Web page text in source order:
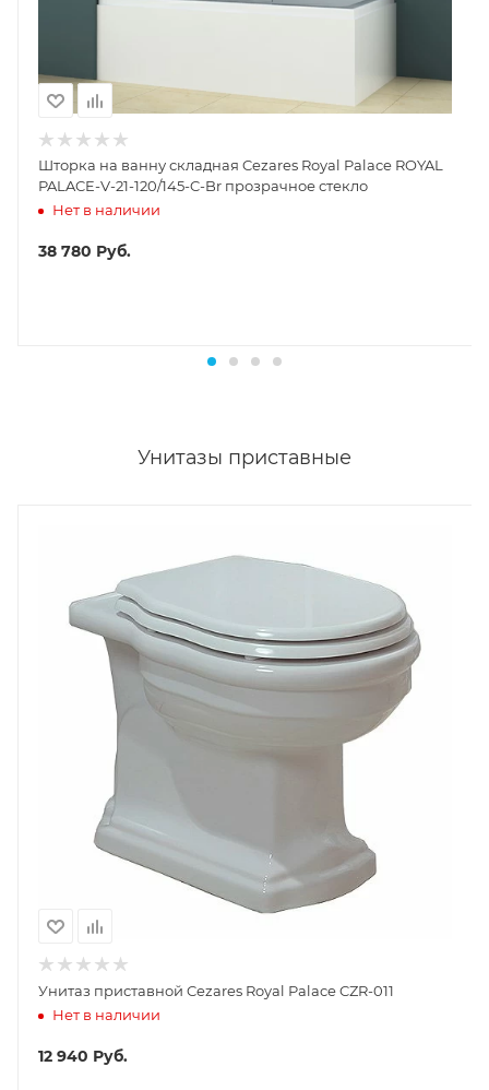
Шторка на ванну складная Cezares Royal Palace ROYAL
PALACE-V-21-120/145-C-Br прозрачное стекло
Нет в наличии
38 780 Руб.
Унитазы приставные
Унитаз приставной Cezares Royal Palace CZR-011
Нет в наличии
12 940 Руб.